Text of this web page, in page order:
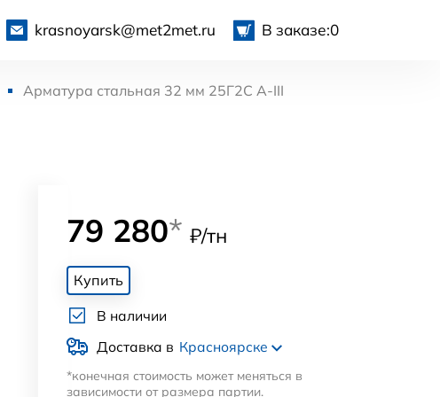
krasnoyarsk@met2met.ru В заказе:0
Арматура стальная 32 мм 25Г2С А-III
79 280* ₽/тн
Купить
В наличии
Доставка в Красноярске
*конечная стоимость может меняться в
зависимости от размера партии.